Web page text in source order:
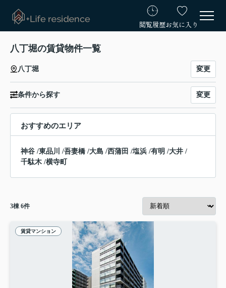
閲覧履歴お気に入り
八丁堀の賃貸物件一覧
八丁堀 変更
条件から探す 変更
おすすめのエリア
神谷 /東品川 /吾妻橋 /大島 /西蒲田 /塩浜 /有明 /大井 /
千駄木 /横寺町
3棟 6件
賃貸マンション